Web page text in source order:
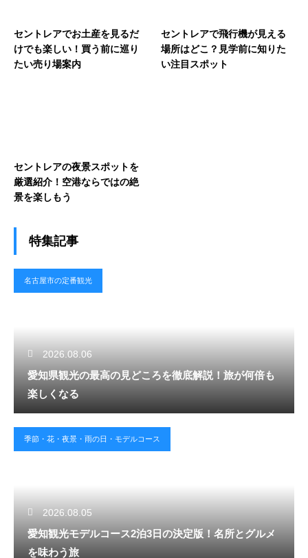
セントレアでお土産を見るだ
けでも楽しい！買う前に巡り
たい売り場案内
セントレアで飛行機が見える
場所はどこ？見学前に知りた
い注目スポット
セントレアの夜景スポットを
厳選紹介！空港ならではの絶
景を楽しもう
特集記事
名古屋市の定番観光
2026.08.06
愛知県観光の最高の見どころを徹底解説！旅が何倍も
楽しくなる
季節・花・夜景・雨の日・モデルコース
2026.08.05
愛知観光モデルコース2泊3日の決定版！名所とグルメ
を味わう旅